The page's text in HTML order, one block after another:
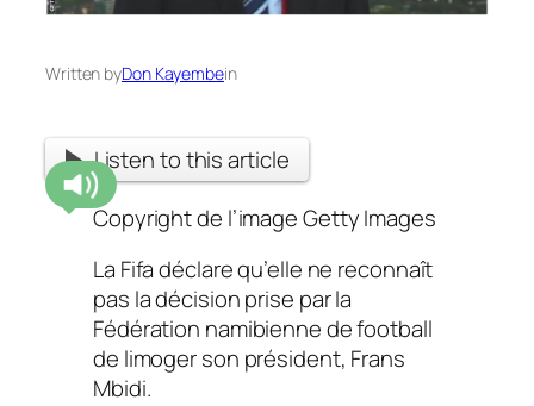
Written byDon Kayembein
Listen to this article
Copyright de l’imageGetty Images
La Fifa déclare qu’elle ne reconnaît
pas la décision prise par la
Fédération namibienne de football
de limoger son président, Frans
Mbidi.